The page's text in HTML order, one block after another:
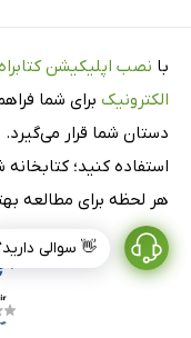
👋 سوالی
با نصب اپلیکیشن
الکترونیک برای شما
دستان شما قرار می‌گیرد.
استفاده کنید؛
هر لحظه برای مطالعه